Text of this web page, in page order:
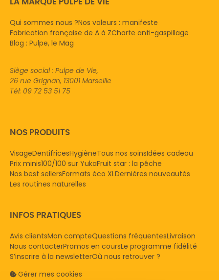
Qui sommes nous ?Nos valeurs : manifeste
Fabrication française de A à ZCharte anti-gaspillage
Blog : Pulpe, le Mag
Siège social : Pulpe de Vie,
26 rue Grignan, 13001 Marseille
Tél: 09 72 53 51 75
NOS PRODUITS
VisageDentifricesHygièneTous nos soinsIdées cadeau
Prix minis100/100 sur YukaFruit star : la pêche
Nos best sellersFormats éco XLDernières nouveautés
Les routines naturelles
INFOS PRATIQUES
Avis clientsMon compteQuestions fréquentesLivraison
Nous contacterPromos en coursLe programme fidélité
S’inscrire à la newsletterOù nous retrouver ?
Gérer mes cookies